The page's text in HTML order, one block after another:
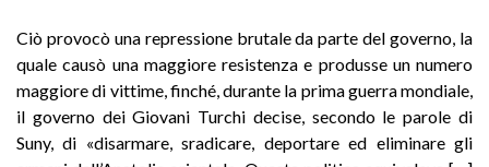
Ciò provocò una repressione brutale da parte del governo, la
quale causò una maggiore resistenza e produsse un numero
maggiore di vittime, finché, durante la prima guerra mondiale,
il governo dei Giovani Turchi decise, secondo le parole di
Suny, di «disarmare, sradicare, deportare ed eliminare gli